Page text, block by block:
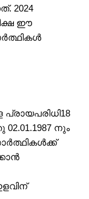
2024
ഈ
നും